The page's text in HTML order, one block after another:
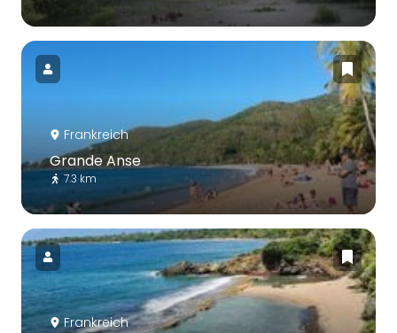
Frankreich
Grande Anse
7.3 km
Frankreich